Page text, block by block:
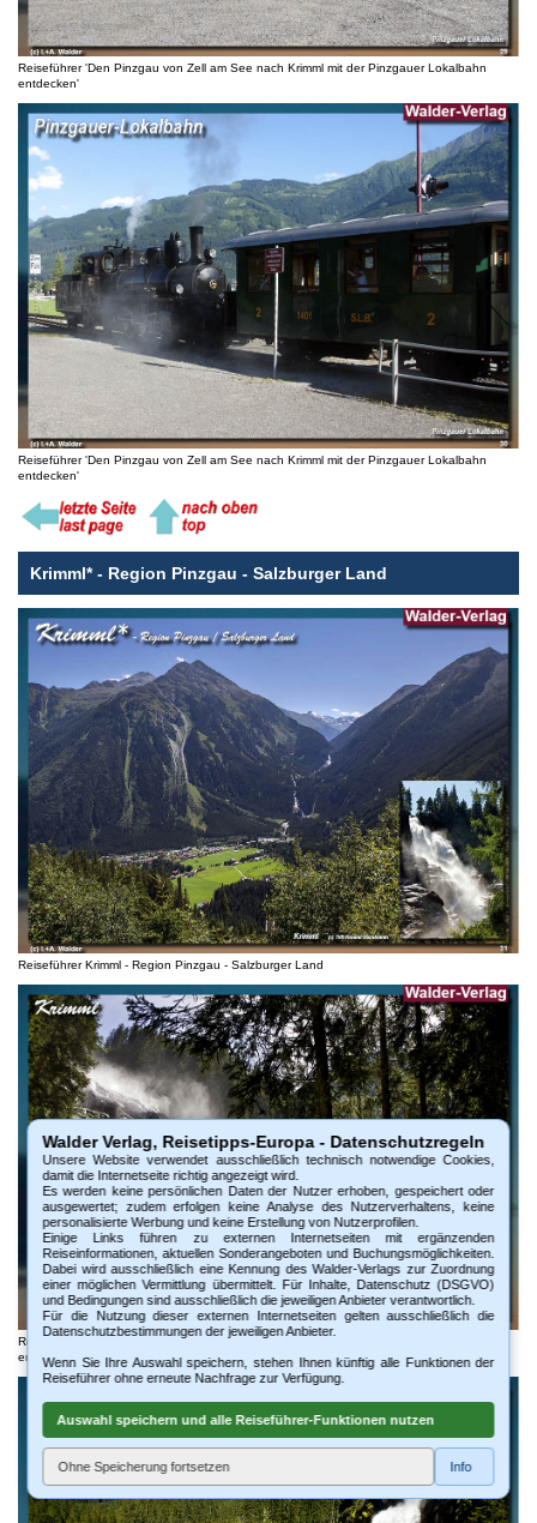
Reiseführer 'Den Pinzgau von Zell am See nach Krimml mit der Pinzgauer Lokalbahn
entdecken'
Reiseführer 'Den Pinzgau von Zell am See nach Krimml mit der Pinzgauer Lokalbahn
entdecken'
Krimml* - Region Pinzgau - Salzburger Land
Reiseführer Krimml - Region Pinzgau - Salzburger Land
Reiseführer 'Den Pinzgau von Zell am See nach Krimml mit der Pinzgauer Lokalbahn
entdecken'
Walder Verlag, Reisetipps-Europa - Datenschutzregeln
Unsere Website verwendet ausschließlich technisch notwendige Cookies,
damit die Internetseite richtig angezeigt wird.
Es werden keine persönlichen Daten der Nutzer erhoben, gespeichert oder
ausgewertet; zudem erfolgen keine Analyse des Nutzerverhaltens, keine
personalisierte Werbung und keine Erstellung von Nutzerprofilen.
Einige Links führen zu externen Internetseiten mit ergänzenden
Reiseinformationen, aktuellen Sonderangeboten und Buchungsmöglichkeiten.
Dabei wird ausschließlich eine Kennung des Walder-Verlags zur Zuordnung
einer möglichen Vermittlung übermittelt. Für Inhalte, Datenschutz (DSGVO)
und Bedingungen sind ausschließlich die jeweiligen Anbieter verantwortlich.
Für die Nutzung dieser externen Internetseiten gelten ausschließlich die
Datenschutzbestimmungen der jeweiligen Anbieter.
Wenn Sie Ihre Auswahl speichern, stehen Ihnen künftig alle Funktionen der
Reiseführer ohne erneute Nachfrage zur Verfügung.
Auswahl speichern und alle Reiseführer-Funktionen nutzen
Ohne Speicherung fortsetzen Info